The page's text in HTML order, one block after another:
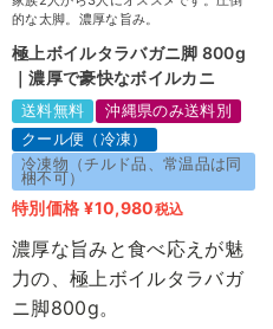
的な太脚。濃厚な旨み。
極上ボイルタラバガニ脚 800g
｜濃厚で豪快なボイルカニ
送料無料
沖縄県のみ送料別
クール便（冷凍）
冷凍物（チルド品、常温品は同
梱不可）
特別価格 ¥10,980税込
濃厚な旨みと食べ応えが魅
力の、極上ボイルタラバガ
ニ脚800g。